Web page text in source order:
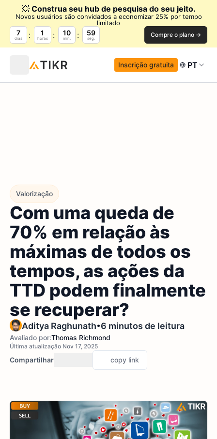
💥 Construa seu hub de pesquisa do seu jeito.
Novos usuários são convidados a economizar 25% por tempo
limitado
7
dias
1
horas
10
min.
58
seg. Compre o plano →
Inscrição gratuita PT
Valorização
Com uma queda de
70% em relação às
máximas de todos os
tempos, as ações da
TTD podem finalmente
se recuperar?
Aditya Raghunath•6 minutos de leitura
Avaliado por:Thomas Richmond
Última atualização Nov 17, 2025
Compartilhar copy link